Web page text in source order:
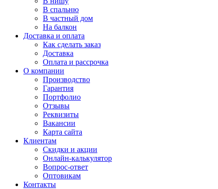
В спальню
В частный дом
На балкон
Доставка и оплата
Как сделать заказ
Доставка
Оплата и рассрочка
О компании
Производство
Гарантия
Портфолио
Отзывы
Реквизиты
Вакансии
Карта сайта
Клиентам
Скидки и акции
Онлайн-калькулятор
Вопрос-ответ
Оптовикам
Контакты